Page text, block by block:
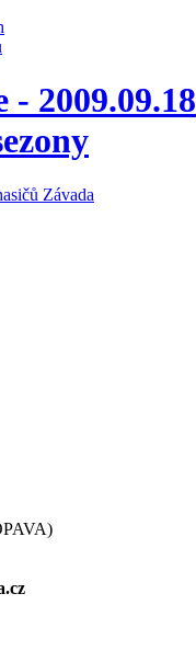
- 2009.09.18